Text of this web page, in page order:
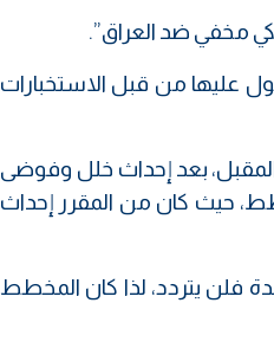
مخفي ضد العراق”.
إن “هناك 5 مليون وثيقة تم الحصول عليها من قبل الاستخبارات
بعد إحداث خلل وفوضى
حيث كان من المقرر إحداث
فلن يتردد، لذا كان المخطط